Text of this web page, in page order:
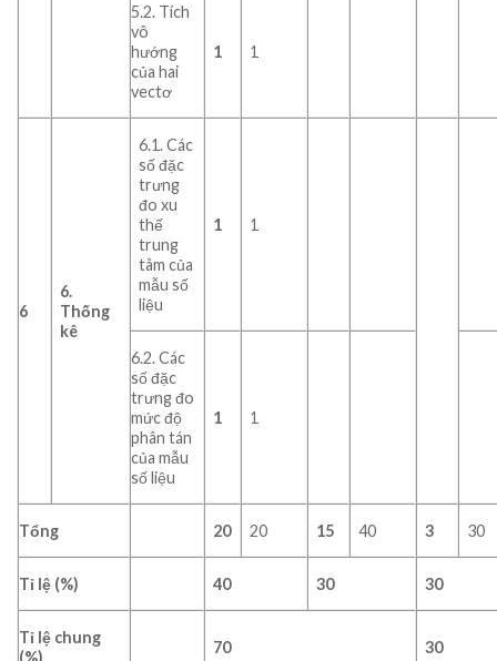
5.2. Tích
vô
hướng
của hai
vectơ
1 1
6
6.
Thống
kê
6.1. Các
số đặc
trưng
đo xu
thế
trung
tâm của
mẫu số
liệu
1 1
6.2. Các
số đặc
trưng đo
mức độ
phân tán
của mẫu
số liệu
1 1
Tổng 20 20 15 40 3 30
Tỉ lệ (%) 40 30 30
Tỉ lệ chung
(%)
70 30